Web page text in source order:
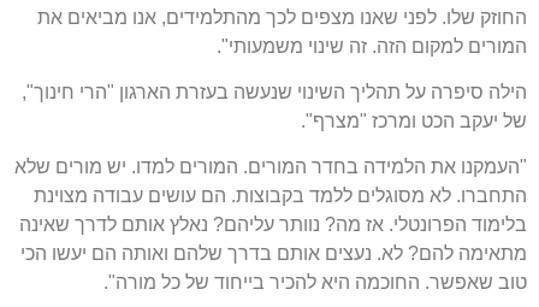
החוזק שלו. לפני שאנו מצפים לכך מהתלמידים, אנו מביאים את
המורים למקום הזה. זה שינוי משמעותי".
הילה סיפרה על תהליך השינוי שנעשה בעזרת הארגון "הרי חינוך",
של יעקב הכט ומרכז "מצרף".
"העמקנו את הלמידה בחדר המורים. המורים למדו. יש מורים שלא
התחברו. לא מסוגלים ללמד בקבוצות. הם עושים עבודה מצוינת
בלימוד הפרונטלי. אז מה? נוותר עליהם? נאלץ אותם לדרך שאינה
מתאימה להם? לא. נעצים אותם בדרך שלהם ואותה הם יעשו הכי
טוב שאפשר. החוכמה היא להכיר בייחוד של כל מורה".